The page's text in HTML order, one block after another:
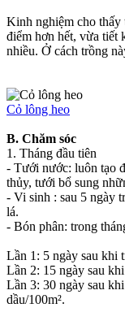
Kinh nghiệm cho thấy
điểm hơn hết, vừa tiết
nhiều. Ở cách trồng
Cỏ lông heo
B. Chăm sóc
1. Tháng đầu tiên
- Tưới nước: luôn tạo
thủy, tưới bổ sung
- Vi sinh : sau 5 ngày
lá.
- Bón phân: trong
Lần 1: 5 ngày sau khi
Lần 2: 15 ngày sau
Lần 3: 30 ngày sau
dầu/100m².